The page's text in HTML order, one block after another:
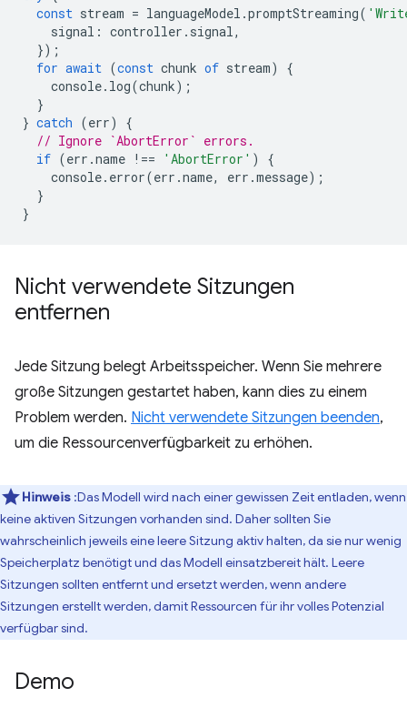
const stream = languageModel .promptStreaming(
signal : controller . signal,
});
for await (const chunk of stream)
{
console. log(chunk);
}
} catch (err)
{
// Ignore `AbortError` errors.
if (err .name !== 'AbortError' )
{
console. error(err .name, err .message);
}
}
Nicht verwendete Sitzungen
entfernen
Jede Sitzung belegt Arbeitsspeicher. Wenn Sie mehrere
große Sitzungen gestartet haben, kann dies zu einem
Problem werden. Nicht verwendete Sitzungen beenden,
um die Ressourcenverfügbarkeit zu erhöhen.
Hinweis :Das Modell wird nach einer gewissen Zeit entladen, wenn
keine aktiven Sitzungen vorhanden sind. Daher sollten Sie
wahrscheinlich jeweils eine leere Sitzung aktiv halten, da sie nur wenig
Speicherplatz benötigt und das Modell einsatzbereit hält. Leere
Sitzungen sollten entfernt und ersetzt werden, wenn andere
Sitzungen erstellt werden, damit Ressourcen für ihr volles Potenzial
verfügbar sind.
Demo